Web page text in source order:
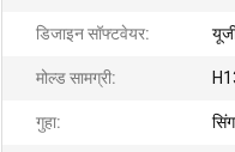
डिजाइन सॉफ्टवेयर:
मोल्ड सामग्री:
गुहा: